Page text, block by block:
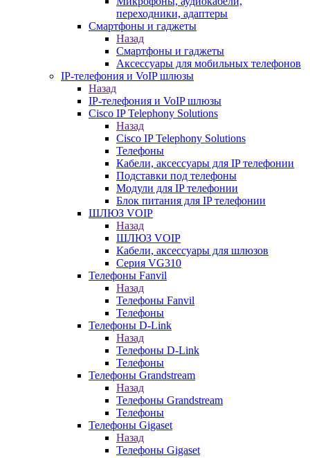
переходники, адаптеры
Смартфоны и гаджеты
Назад
Смартфоны и гаджеты
Аксессуары для мобильных телефонов
IP-телефония и VoIP шлюзы
Назад
IP-телефония и VoIP шлюзы
Cisco IP Telephony Solutions
Назад
Cisco IP Telephony Solutions
Телефоны
Кабели, аксессуары для IP телефонии
Подставки под телефоны
Модули для IP телефонии
Блок питания для IP телефонии
ШЛЮЗ VOIP
Назад
ШЛЮЗ VOIP
Кабели, аксессуары для шлюзов
Серия VG310
Телефоны Fanvil
Назад
Телефоны Fanvil
Телефоны
Телефоны D-Link
Назад
Телефоны D-Link
Телефоны
Телефоны Grandstream
Назад
Телефоны Grandstream
Телефоны
Телефоны Gigaset
Назад
Телефоны Gigaset